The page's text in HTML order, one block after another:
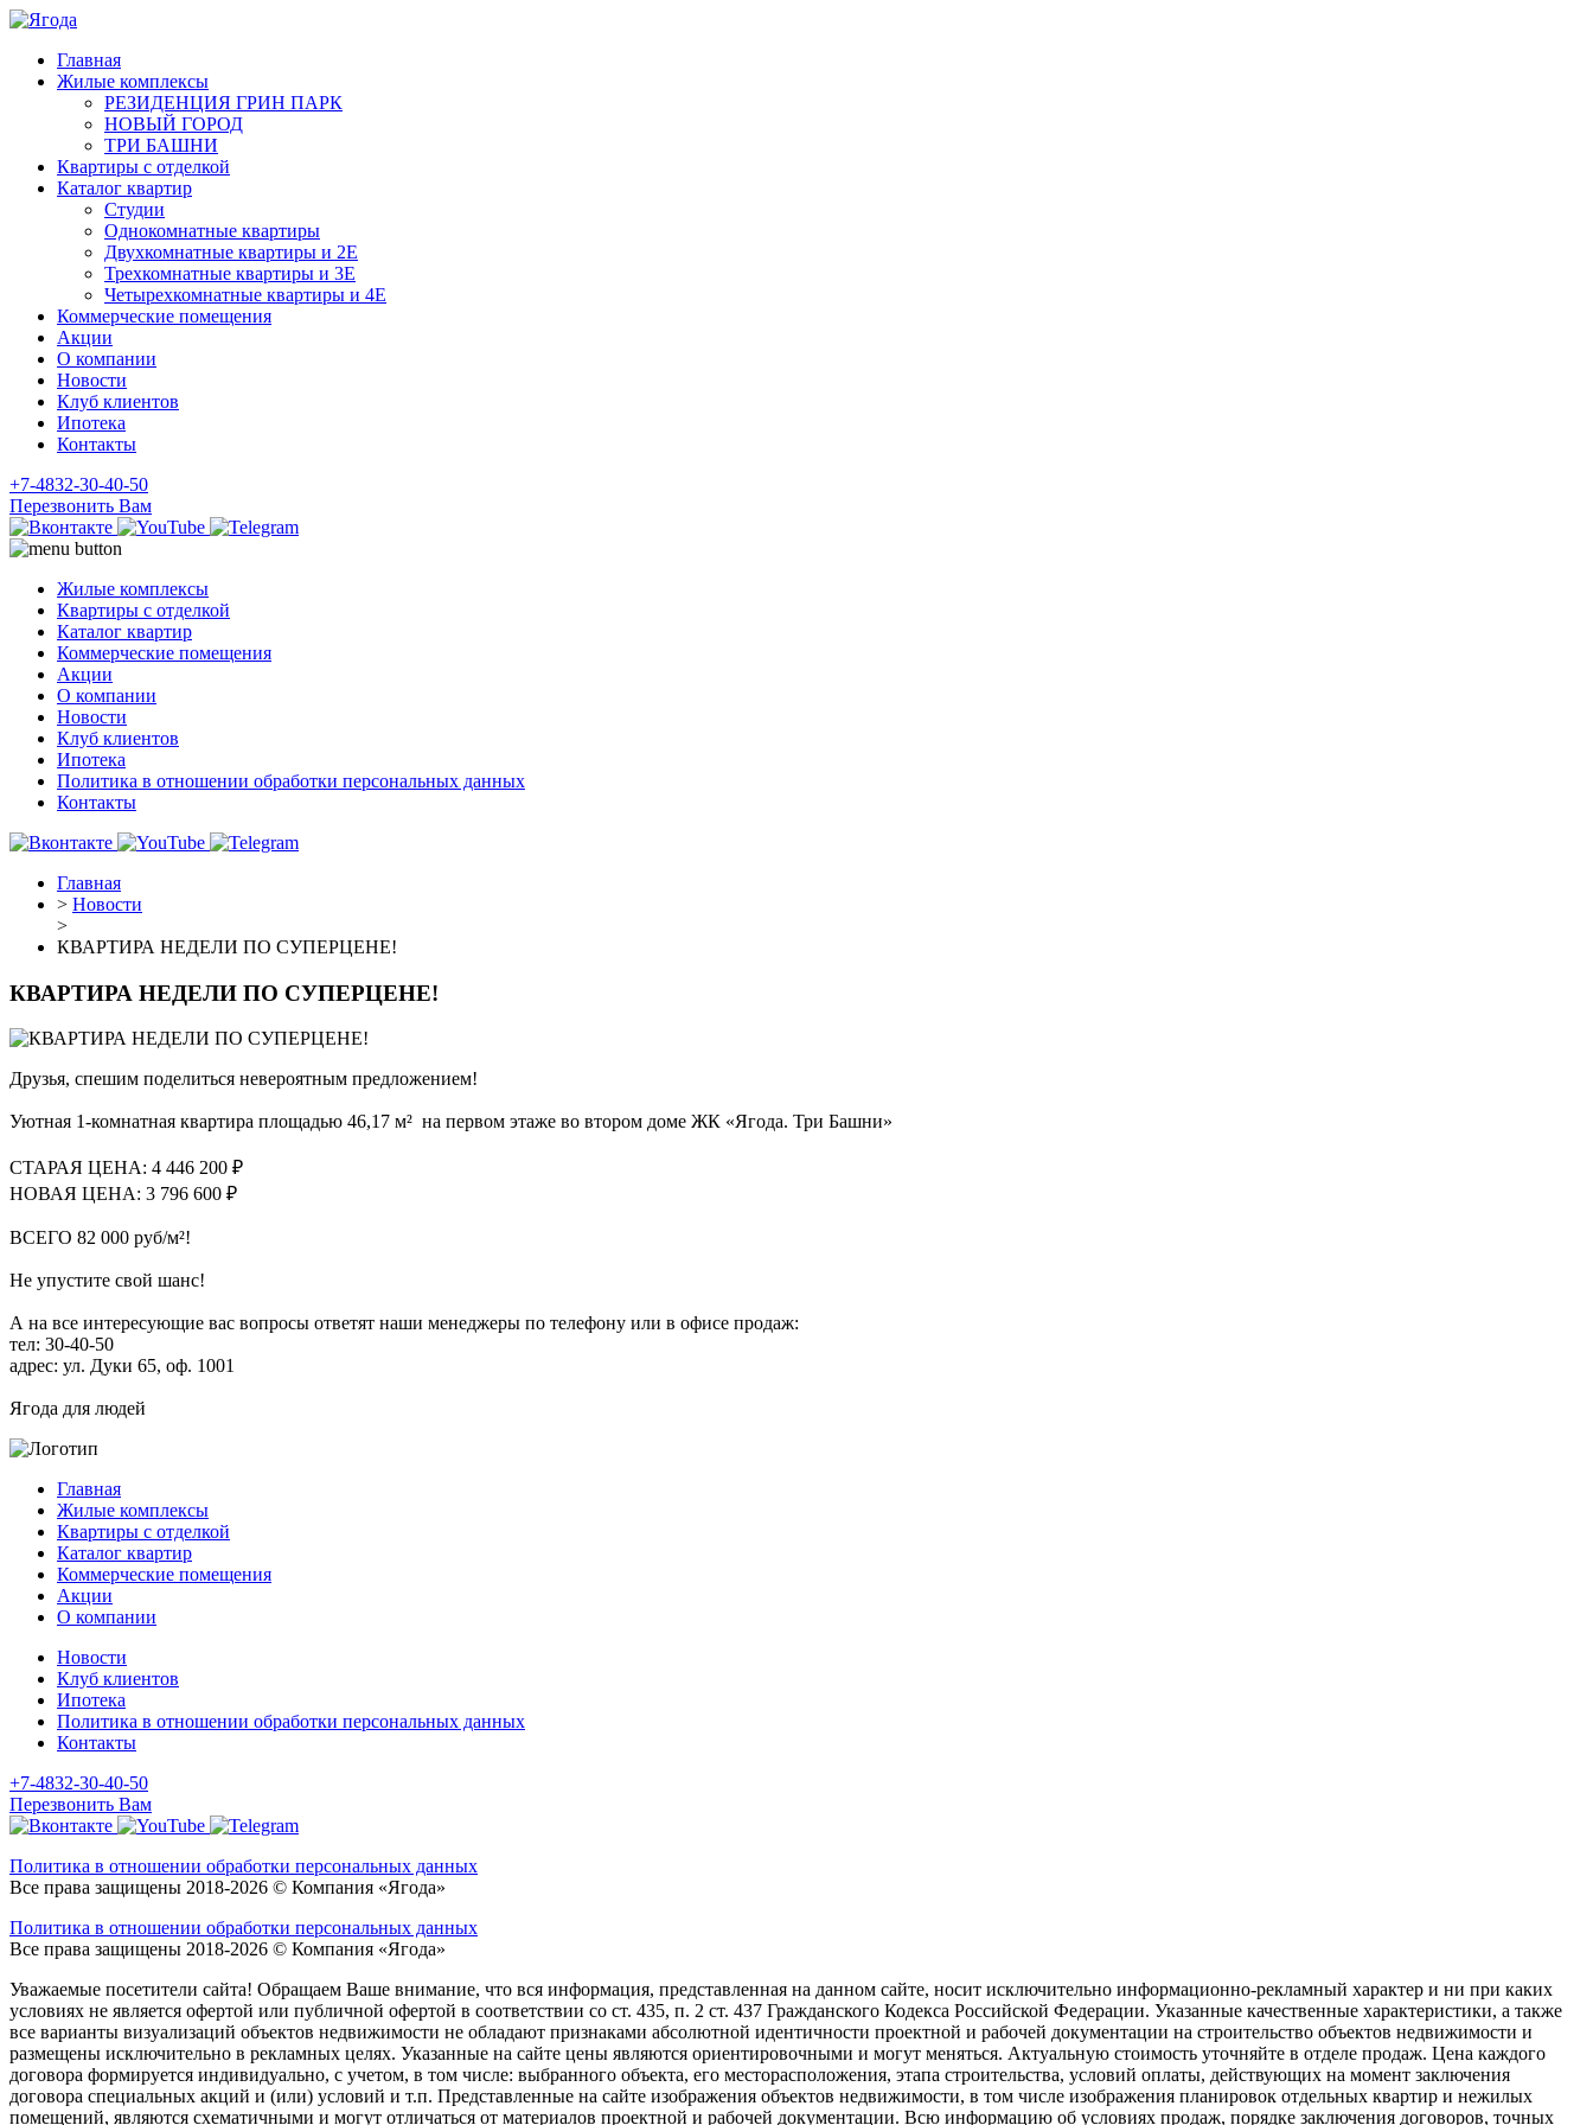
Главная
Жилые комплексы
РЕЗИДЕНЦИЯ ГРИН ПАРК
НОВЫЙ ГОРОД
ТРИ БАШНИ
Квартиры с отделкой
Каталог квартир
Студии
Однокомнатные квартиры
Двухкомнатные квартиры и 2E
Трехкомнатные квартиры и 3E
Четырехкомнатные квартиры и 4E
Коммерческие помещения
Акции
О компании
Новости
Клуб клиентов
Ипотека
Контакты
+7-4832-30-40-50
Перезвонить Вам
Жилые комплексы
Квартиры с отделкой
Каталог квартир
Коммерческие помещения
Акции
О компании
Новости
Клуб клиентов
Ипотека
Политика в отношении обработки персональных данных
Контакты
Главная
> Новости
>
КВАРТИРА НЕДЕЛИ ПО СУПЕРЦЕНЕ!
КВАРТИРА НЕДЕЛИ ПО СУПЕРЦЕНЕ!
Друзья, спешим поделиться невероятным предложением!
Уютная 1-комнатная квартира площадью 46,17 м² на первом этаже во втором доме ЖК «Ягода. Три Башни»
СТАРАЯ ЦЕНА: 4 446 200 ₽
НОВАЯ ЦЕНА: 3 796 600 ₽
ВСЕГО 82 000 руб/м²!
Не упустите свой шанс!
А на все интересующие вас вопросы ответят наши менеджеры по телефону или в офисе продаж:
тел: 30-40-50
адрес: ул. Дуки 65, оф. 1001
Ягода для людей
Главная
Жилые комплексы
Квартиры с отделкой
Каталог квартир
Коммерческие помещения
Акции
О компании
Новости
Клуб клиентов
Ипотека
Политика в отношении обработки персональных данных
Контакты
+7-4832-30-40-50
Перезвонить Вам
Политика в отношении обработки персональных данных
Все права защищены 2018-2026 © Компания «Ягода»
Политика в отношении обработки персональных данных
Все права защищены 2018-2026 © Компания «Ягода»
Уважаемые посетители сайта! Обращаем Ваше внимание, что вся информация, представленная на данном сайте, носит исключительно информационно-рекламный характер и ни при каких
условиях не является офертой или публичной офертой в соответствии со ст. 435, п. 2 ст. 437 Гражданского Кодекса Российской Федерации. Указанные качественные характеристики, а также
все варианты визуализаций объектов недвижимости не обладают признаками абсолютной идентичности проектной и рабочей документации на строительство объектов недвижимости и
размещены исключительно в рекламных целях. Указанные на сайте цены являются ориентировочными и могут меняться. Актуальную стоимость уточняйте в отделе продаж. Цена каждого
договора формируется индивидуально, с учетом, в том числе: выбранного объекта, его месторасположения, этапа строительства, условий оплаты, действующих на момент заключения
договора специальных акций и (или) условий и т.п. Представленные на сайте изображения объектов недвижимости, в том числе изображения планировок отдельных квартир и нежилых
помещений, являются схематичными и могут отличаться от материалов проектной и рабочей документации. Всю информацию об условиях продаж, порядке заключения договоров, точных